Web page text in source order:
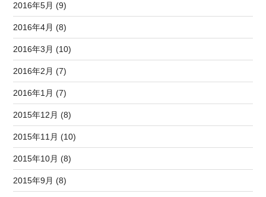
2016年5月 (9)
2016年4月 (8)
2016年3月 (10)
2016年2月 (7)
2016年1月 (7)
2015年12月 (8)
2015年11月 (10)
2015年10月 (8)
2015年9月 (8)